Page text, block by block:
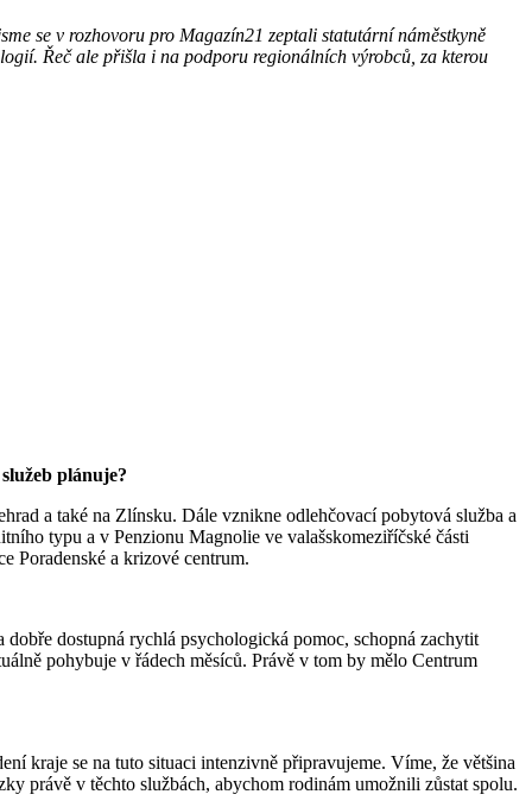
se v rozhovoru pro Magazín21 zeptali statutární náměstkyně
Řeč ale přišla i na podporu regionálních výrobců, za kterou
plánuje?
a také na Zlínsku. Dále vznikne odlehčovací pobytová služba a
typu a v Penzionu Magnolie ve valašskomeziříčské části
Poradenské a krizové centrum.
dostupná rychlá psychologická pomoc, schopná zachytit
pohybuje v řádech měsíců. Právě v tom by mělo Centrum
kraje se na tuto situaci intenzivně připravujeme. Víme, že většina
právě v těchto službách, abychom rodinám umožnili zůstat spolu.